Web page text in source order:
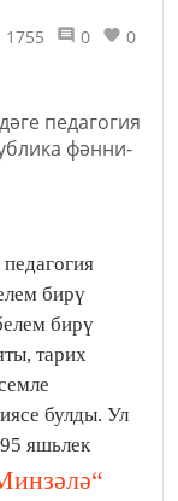
1755 0 0
бирү
бирү
тарих
булды. Ул
яшьлек